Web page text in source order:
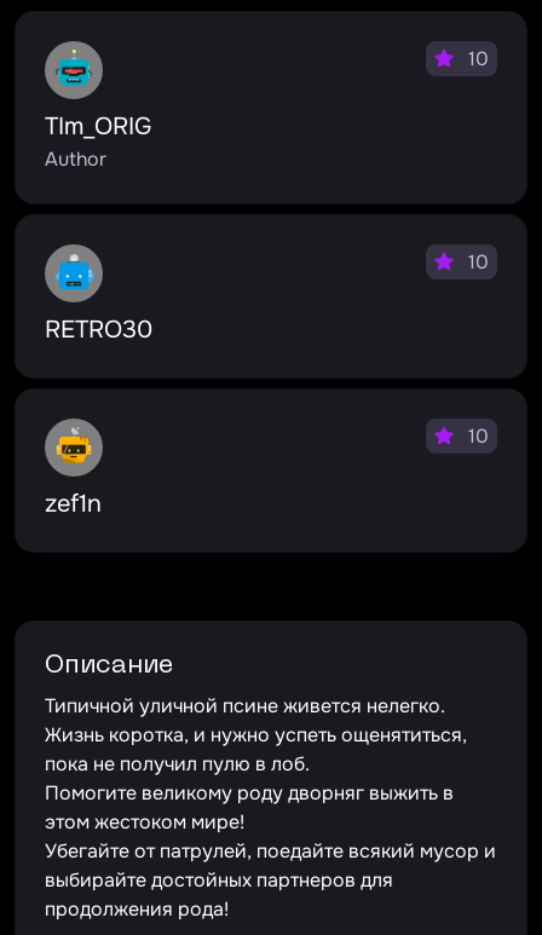
TIm_ORIG
Author
10
RETRO30
10
zef1n
10
Описание
Типичной уличной псине живется нелегко.
Жизнь коротка, и нужно успеть ощенятиться,
пока не получил пулю в лоб.
Помогите великому роду дворняг выжить в
этом жестоком мире!
Убегайте от патрулей, поедайте всякий мусор и
выбирайте достойных партнеров для
продолжения рода!